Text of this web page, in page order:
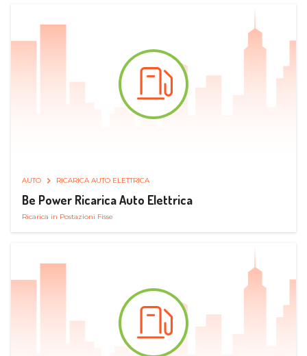
AUTO RICARICA AUTO ELETTRICA
Be Power Ricarica Auto Elettrica
Ricarica in Postazioni Fisse